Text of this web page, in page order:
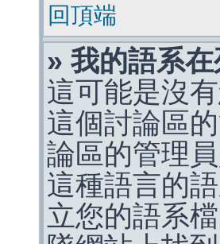
回頂端
» 我的語系
這可能是沒
這個討論區
論區的管理
這種語言的
立您的語系